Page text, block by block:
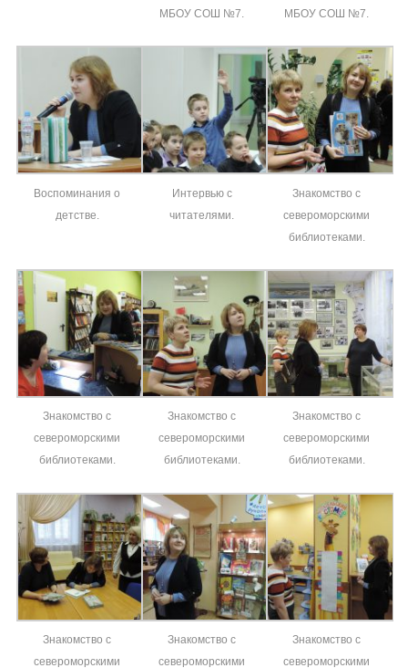
МБОУ СОШ №7.
МБОУ СОШ №7.
Воспоминания о
детстве.
Интервью с
читателями.
Знакомство с
североморскими
библиотеками.
Знакомство с
североморскими
библиотеками.
Знакомство с
североморскими
библиотеками.
Знакомство с
североморскими
библиотеками.
Знакомство с
североморскими
Знакомство с
североморскими
Знакомство с
североморскими